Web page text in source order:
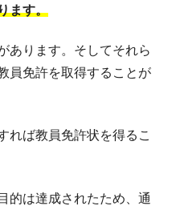
ます。
あります。そしてそれら
員免許を取得することが
れば教員免許状を得るこ
的は達成されたため、通